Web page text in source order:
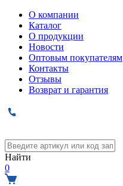
О компании
Каталог
О продукции
Новости
Оптовым покупателям
Контакты
Отзывы
Возврат и гарантия
Найти
0